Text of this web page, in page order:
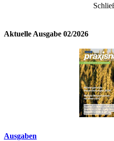
Aktuelle Ausgabe 02/2026
Ausgaben